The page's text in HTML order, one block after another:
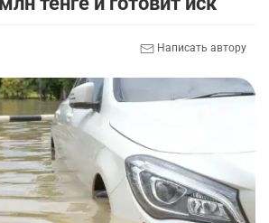
7 72
казахстанский
Ардак Амиркулов
0 50
Написать автору